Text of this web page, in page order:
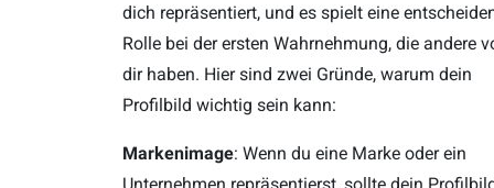
dich repräsentiert, und es spielt eine
Rolle bei der ersten Wahrnehmung, die andere
dir haben. Hier sind zwei Gründe, warum dein
Profilbild wichtig sein kann:
Markenimage: Wenn du eine Marke oder ein